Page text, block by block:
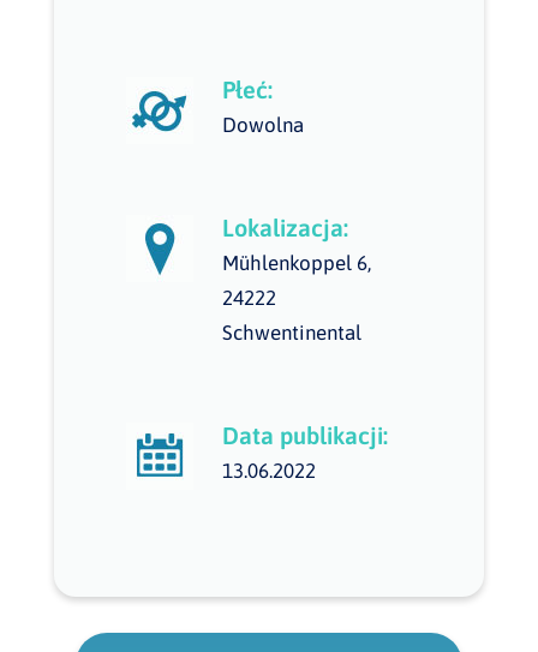
Płeć:
Dowolna
Lokalizacja:
Mühlenkoppel 6,
24222
Schwentinental
Data publikacji:
13.06.2022